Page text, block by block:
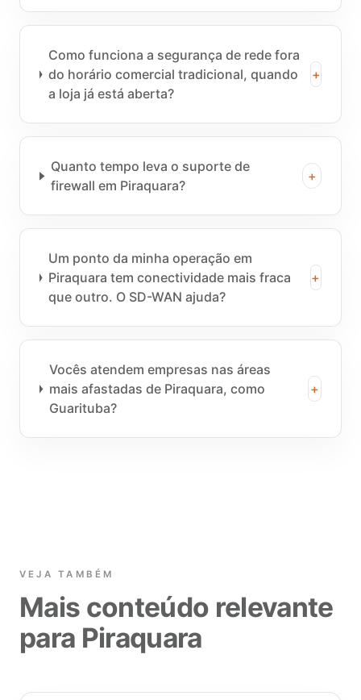
Como funciona a segurança de rede fora
do horário comercial tradicional, quando
a loja já está aberta?
+
Quanto tempo leva o suporte de
firewall em Piraquara?
+
Um ponto da minha operação em
Piraquara tem conectividade mais fraca
que outro. O SD-WAN ajuda?
+
Vocês atendem empresas nas áreas
mais afastadas de Piraquara, como
Guarituba?
+
VEJA TAMBÉM
Mais conteúdo relevante
para Piraquara